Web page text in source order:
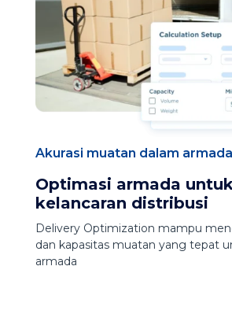
Akurasi muatan dalam armada
Optimasi armada
kelancaran distribusi
Delivery Optimization mampu
dan kapasitas muatan yang tepat
armada